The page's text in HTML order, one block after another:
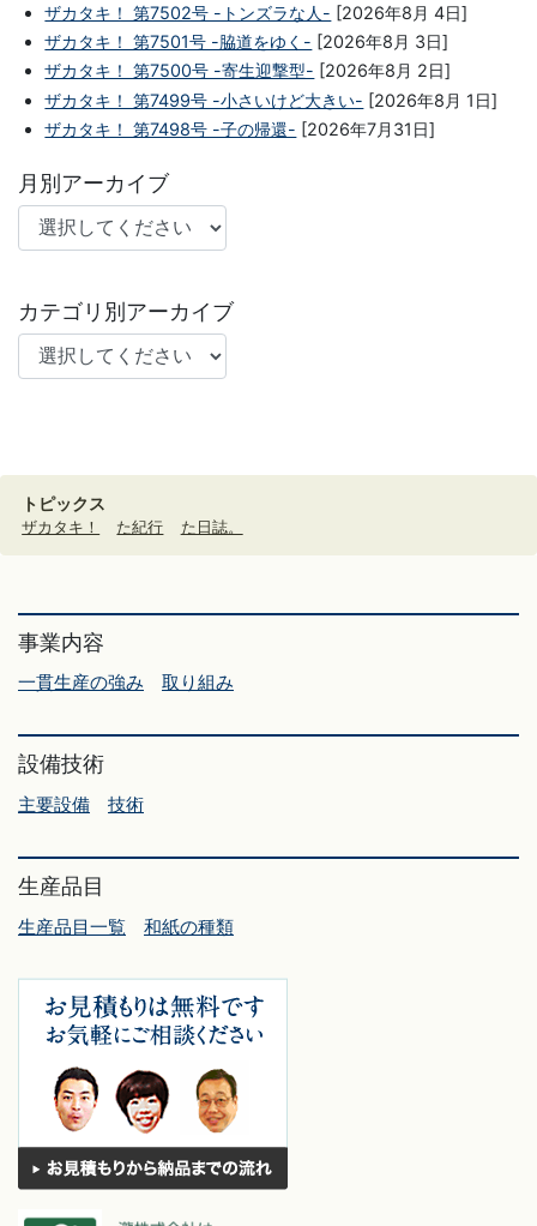
ザカタキ！ 第7502号 -トンズラな人- [2026年8月 4日]
ザカタキ！ 第7501号 -脇道をゆく- [2026年8月 3日]
ザカタキ！ 第7500号 -寄生迎撃型- [2026年8月 2日]
ザカタキ！ 第7499号 -小さいけど大きい- [2026年8月 1日]
ザカタキ！ 第7498号 -子の帰還- [2026年7月31日]
月別アーカイブ
カテゴリ別アーカイブ
トピックス
ザカタキ！ た紀行 た日誌。
事業内容
一貫生産の強み 取り組み
設備技術
主要設備 技術
生産品目
生産品目一覧 和紙の種類